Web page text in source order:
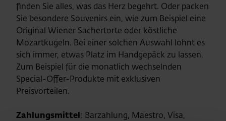
finden Sie alles, was das Herz begehrt. Oder packen
Sie besondere Souvenirs ein, wie zum Beispiel eine
Original Wiener Sachertorte oder köstliche
Mozartkugeln. Bei einer solchen Auswahl lohnt es
sich immer, etwas Platz im Handgepäck zu lassen.
Zum Beispiel für die monatlich wechselnden
Special-Offer-Produkte mit exklusiven
Preisvorteilen.
Zahlungsmittel: Barzahlung, Maestro, Visa,